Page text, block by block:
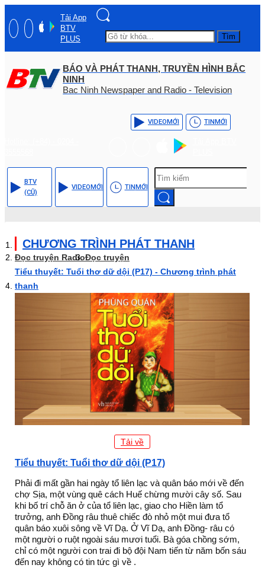
Tải App
BTV
PLUS
Tìm
BÁO VÀ PHÁT THANH, TRUYỀN HÌNH BẮC
NINH
Bac Ninh Newspaper and Radio - Television
VIDEOMỚI TINMỚI
BTV
(CŨ)
VIDEOMỚI TINMỚI
CHƯƠNG TRÌNH PHÁT THANH
Đọc truyện RadioĐọc truyện
Tiểu thuyết: Tuổi thơ dữ dội (P17) - Chương trình phát
thanh
Tải về
Tiểu thuyết: Tuổi thơ dữ dội (P17)
Phải đi mất gần hai ngày tổ liên lạc và quân báo mới về đến
chợ Sịa, một vùng quê cách Huế chừng mười cây số. Sau
khi bố trí chỗ ăn ở của tổ liên lạc, giao cho Hiền làm tổ
trưởng, anh Đồng râu thuê chiếc đò nhỏ một mui đưa tổ
quân báo xuôi sông về Vĩ Dạ. Ở Vĩ Dạ, anh Đồng- râu có
một người o ruột ngoài sáu mươi tuổi. Bà góa chồng sớm,
chỉ có một người con trai đi bộ đội Nam tiến từ năm bốn sáu
đến nay không có tin tức gì về .